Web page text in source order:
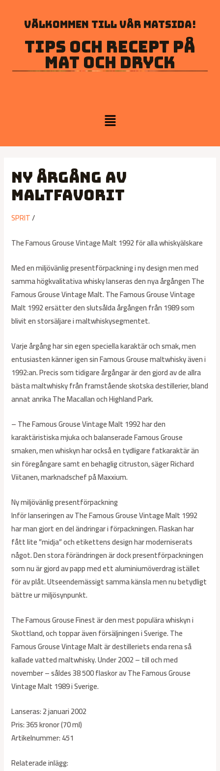
Välkommen till vår matsida!
Tips och recept på
mat och dryck
Ny årgång av
maltfavorit
SPRIT/
The Famous Grouse Vintage Malt 1992 för alla whiskyälskare
Med en miljövänlig presentförpackning i ny design men med
samma högkvalitativa whisky lanseras den nya årgången The
Famous Grouse Vintage Malt. The Famous Grouse Vintage
Malt 1992 ersätter den slutsålda årgången från 1989 som
blivit en storsäljare i maltwhiskysegmentet.
Varje årgång har sin egen speciella karaktär och smak, men
entusiasten känner igen sin Famous Grouse maltwhisky även i
1992:an. Precis som tidigare årgångar är den gjord av de allra
bästa maltwhisky från framstående skotska destillerier, bland
annat anrika The Macallan och Highland Park.
– The Famous Grouse Vintage Malt 1992 har den
karaktäristiska mjuka och balanserade Famous Grouse
smaken, men whiskyn har också en tydligare fatkaraktär än
sin föregångare samt en behaglig citruston, säger Richard
Viitanen, marknadschef på Maxxium.
Ny miljövänlig presentförpackning
Inför lanseringen av The Famous Grouse Vintage Malt 1992
har man gjort en del ändringar i förpackningen. Flaskan har
fått lite ”midja” och etikettens design har moderniserats
något. Den stora förändringen är dock presentförpackningen
som nu är gjord av papp med ett aluminiumöverdrag istället
för av plåt. Utseendemässigt samma känsla men nu betydligt
bättre ur miljösynpunkt.
The Famous Grouse Finest är den mest populära whiskyn i
Skottland, och toppar även försäljningen i Sverige. The
Famous Grouse Vintage Malt är destilleriets enda rena så
kallade vatted maltwhisky. Under 2002 – till och med
november – såldes 38 500 flaskor av The Famous Grouse
Vintage Malt 1989 i Sverige.
Lanseras: 2 januari 2002
Pris: 365 kronor (70 ml)
Artikelnummer: 451
Relaterade inlägg: